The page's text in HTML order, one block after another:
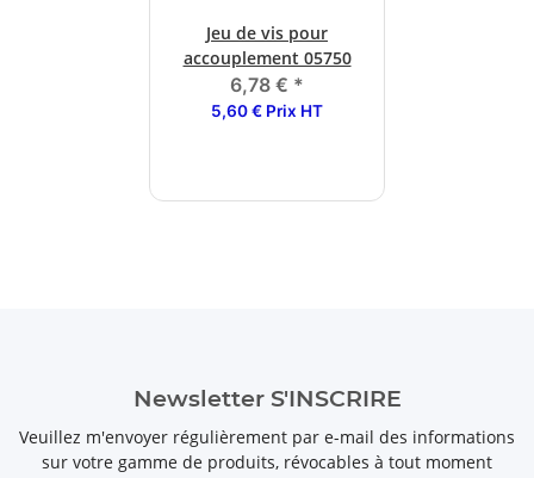
Jeu de vis pour
accouplement 05750
6,78 € *
5,60 € Prix HT
Newsletter S'INSCRIRE
Veuillez m'envoyer régulièrement par e-mail des informations
sur votre gamme de produits, révocables à tout moment